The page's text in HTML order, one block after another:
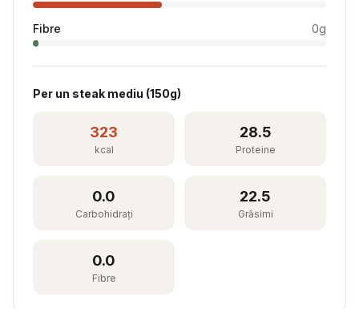
Fibre 0g
Per un steak mediu (150g)
323
kcal
28.5
Proteine
0.0
Carbohidrați
22.5
Grăsimi
0.0
Fibre